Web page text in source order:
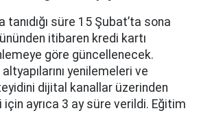
tanıdığı süre 15 Şubat’ta sona
itibaren kredi kartı
göre güncellenecek.
yenilemeleri ve
dijital kanallar üzerinden
ayrıca 3 ay süre verildi. Eğitim